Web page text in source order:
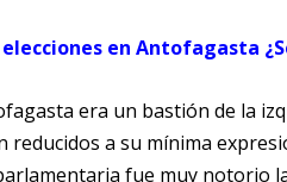
en Antofagasta
era un bastión de la
a su mínima
fue muy notorio